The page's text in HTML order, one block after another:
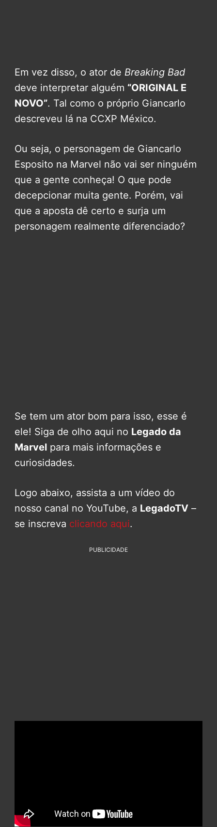
Em vez disso, o ator de Breaking Bad
deve interpretar alguém “ORIGINAL E
NOVO”. Tal como o próprio Giancarlo
descreveu lá na CCXP México.
Ou seja, o personagem de Giancarlo
Esposito na Marvel não vai ser ninguém
que a gente conheça! O que pode
decepcionar muita gente. Porém, vai
que a aposta dê certo e surja um
personagem realmente diferenciado?
Se tem um ator bom para isso, esse é
ele! Siga de olho aqui no Legado da
Marvel para mais informações e
curiosidades.
Logo abaixo, assista a um vídeo do
nosso canal no YouTube, a LegadoTV –
se inscreva clicando aqui.
PUBLICIDADE